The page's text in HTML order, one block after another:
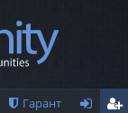
Гарант